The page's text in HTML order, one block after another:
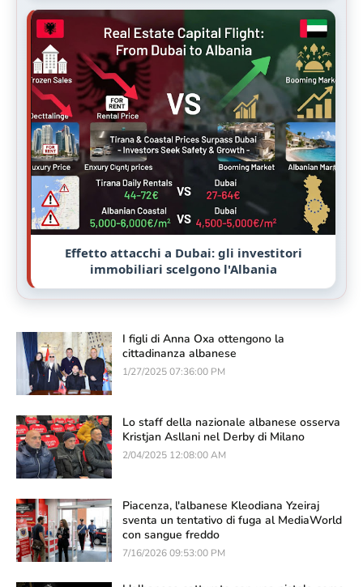
Effetto attacchi a Dubai: gli investitori
immobiliari scelgono l'Albania
I figli di Anna Oxa ottengono la
cittadinanza albanese
1/27/2025 07:36:00 PM
Lo staff della nazionale albanese osserva
Kristjan Asllani nel Derby di Milano
2/04/2025 12:08:00 AM
Piacenza, l'albanese Kleodiana Yzeiraj
sventa un tentativo di fuga al MediaWorld
con sangue freddo
7/16/2026 09:53:00 PM